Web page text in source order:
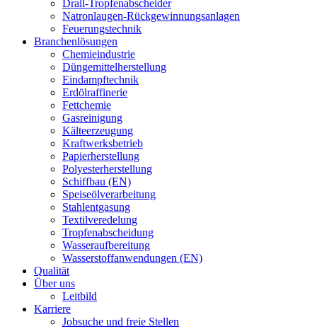
Drall-Tropfenabscheider
Natronlaugen-Rückgewinnungsanlagen
Feuerungstechnik
Branchenlösungen
Chemieindustrie
Düngemittelherstellung
Eindampftechnik
Erdölraffinerie
Fettchemie
Gasreinigung
Kälteerzeugung
Kraftwerksbetrieb
Papierherstellung
Polyesterherstellung
Schiffbau (EN)
Speiseölverarbeitung
Stahlentgasung
Textilveredelung
Tropfenabscheidung
Wasseraufbereitung
Wasserstoffanwendungen (EN)
Qualität
Über uns
Leitbild
Karriere
Jobsuche und freie Stellen